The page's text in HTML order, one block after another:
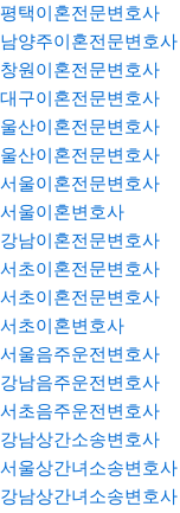
평택이혼전문변호사
남양주이혼전문변호사
창원이혼전문변호사
대구이혼전문변호사
울산이혼전문변호사
울산이혼전문변호사
서울이혼전문변호사
서울이혼변호사
강남이혼전문변호사
서초이혼전문변호사
서초이혼전문변호사
서초이혼변호사
서울음주운전변호사
강남음주운전변호사
서초음주운전변호사
강남상간소송변호사
서울상간녀소송변호사
강남상간녀소송변호사